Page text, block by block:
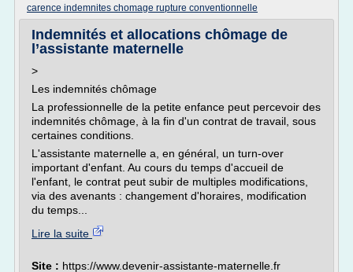
carence indemnites chomage rupture conventionnelle
Indemnités et allocations chômage de
l’assistante maternelle
>
Les indemnités chômage
La professionnelle de la petite enfance peut percevoir des
indemnités chômage, à la fin d'un contrat de travail, sous
certaines conditions.
L'assistante maternelle a, en général, un turn-over
important d'enfant. Au cours du temps d'accueil de
l'enfant, le contrat peut subir de multiples modifications,
via des avenants : changement d'horaires, modification
du temps...
Lire la suite
Site : https://www.devenir-assistante-maternelle.fr